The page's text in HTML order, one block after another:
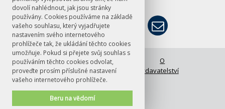
dovolí nahlédnout, jak jsou stránky
používány. Cookies používáme na základě
vašeho souhlasu, který vyjadřujete
nastavením svého internetového
prohlížeče tak, že ukládání těchto cookies
umožňuje. Pokud si přejete svůj souhlas s
používáním těchto cookies odvolat,
proveďte prosím příslušné nastavení
vašeho internetového prohlížeče.
Beru na vědomí
© FF UK 2026 Úvodní stránka
O
vydavatelství